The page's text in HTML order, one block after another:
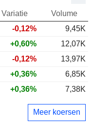
Variatie
Volume
-0,12%
9,45K
+0,60%
12,07K
-0,12%
13,97K
+0,36%
6,85K
+0,36% 7,38K
Meer koersen